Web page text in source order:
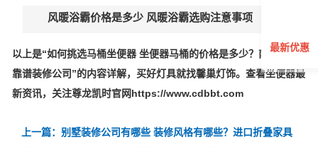
风暖浴霸价格是多少 风暖浴霸选购注意事项
以上是“如何挑选马桶坐便器 坐便器马桶的价格是多少？南京十大
靠谱装修公司”的内容详解，买好灯具就找馨巢灯饰。查看坐便器最
新资讯，关注尊龙凯时官网https://www.cdbbt.com
上一篇：别墅装修公司有哪些 装修风格有哪些？进口折叠家具
最新优惠